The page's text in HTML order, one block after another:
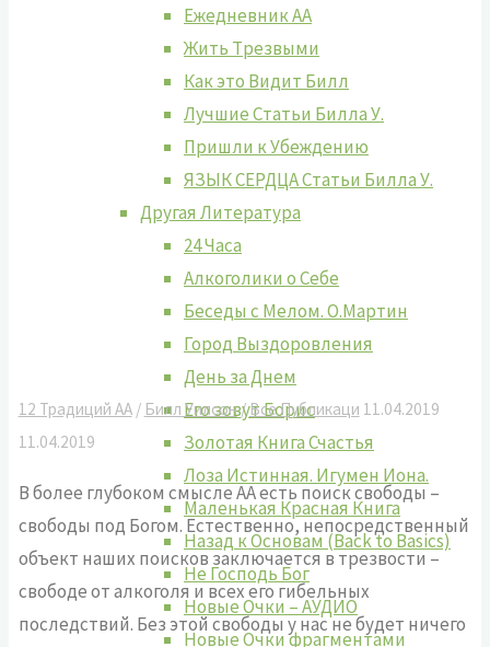
Ежедневник АА
Жить Tрезвыми
Как это Видит Билл
Лучшие Cтатьи Билла У.
Пришли к Убеждению
ЯЗЫК СЕРДЦА Статьи Билла У.
Другая Литература
24 Часа
Алкоголики о Себе
Беседы с Мелом. О.Мартин
Город Выздоровления
День за Днем
Его зовут Борис
Золотая Книга Счастья
Лоза Истинная. Игумен Иона.
Маленькая Красная Книга
Назад к Основам (Back to Basics)
Не Господь Бог
Новые Очки – АУДИО
Новые Очки фрагментами
12 Традиций АА / Билл Уилсон/Все Публикаци 11.04.2019
11.04.2019
В более глубоком смысле АА есть поиск свободы –
свободы под Богом. Естественно, непосредственный
объект наших поисков заключается в трезвости –
свободе от алкоголя и всех его гибельных
последствий. Без этой свободы у нас не будет ничего